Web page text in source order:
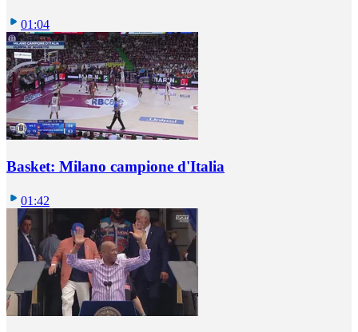
01:04
Basket: Milano campione d'Italia
01:42